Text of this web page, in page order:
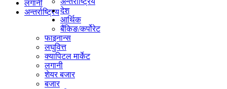
लगानी
अन्तर्राष्ट्रियदेश
आर्थिक
बैंकिङ/कर्पोरेट
फाइनान्स
लघुवित्त
क्यापिटल मार्केट
लगानी
शेयर बजार
बजार